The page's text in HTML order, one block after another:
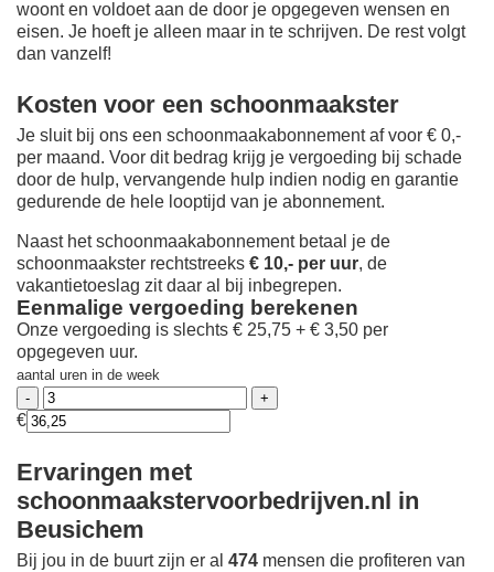
woont en voldoet aan de door je opgegeven wensen en
eisen. Je hoeft je alleen maar in te schrijven. De rest volgt
dan vanzelf!
Kosten voor een schoonmaakster
Je sluit bij ons een schoonmaakabonnement af voor € 0,-
per maand. Voor dit bedrag krijg je vergoeding bij schade
door de hulp, vervangende hulp indien nodig en garantie
gedurende de hele looptijd van je abonnement.
Naast het schoonmaakabonnement betaal je de
schoonmaakster rechtstreeks € 10,- per uur, de
vakantietoeslag zit daar al bij inbegrepen.
Eenmalige vergoeding berekenen
Onze vergoeding is slechts € 25,75 + € 3,50 per
opgegeven uur.
aantal uren in de week
€
Ervaringen met
schoonmaakstervoorbedrijven.nl in
Beusichem
Bij jou in de buurt zijn er al 474 mensen die profiteren van